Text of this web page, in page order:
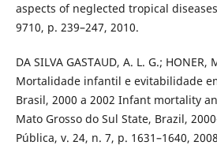
aspects of neglected tropical
9710, p. 239–247, 2010.
DA SILVA GASTAUD, A. L. G.; HONER,
Mortalidade infantil e evitabilidade
Brasil, 2000 a 2002 Infant mortality
Mato Grosso do Sul State, Brazil,
Pública, v. 24, n. 7, p. 1631–1640,